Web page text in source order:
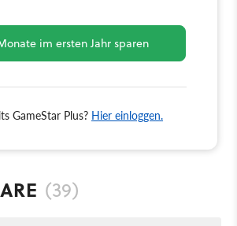
im ersten Jahr sparen
GameStar Plus? Hier einloggen.
(39)